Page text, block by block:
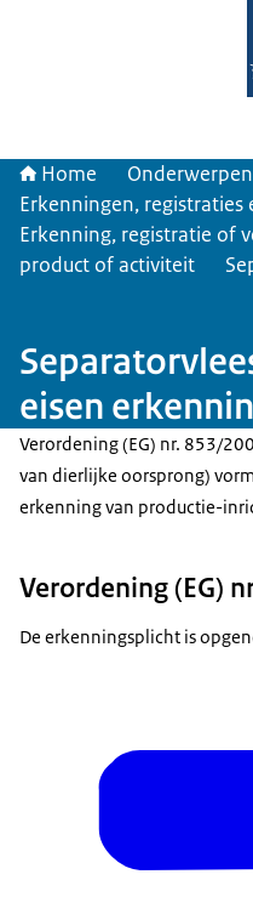
Home Onderwerpen
Erkenningen, registraties
Erkenning, registratie of
product of activiteit
eisen
Verordening (EG) nr. 853/
van dierlijke oorsprong)
erkenning van productie-
Verordening (EG)
De erkenningsplicht is